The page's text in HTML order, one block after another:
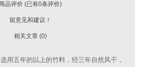
品评价 (已有0条评价)
留意见和建议！
相关文章 (0)
用五年的以上的竹料，经三年自然风干，